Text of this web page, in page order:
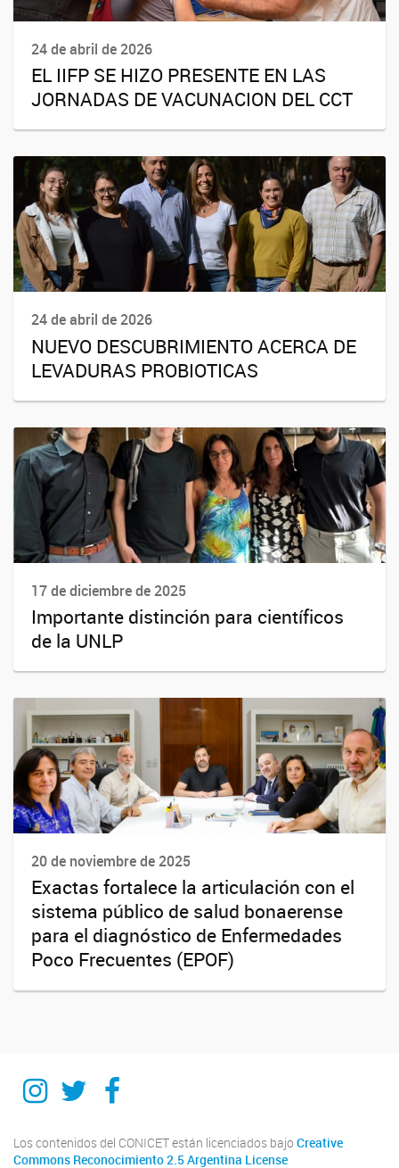
24 de abril de 2026
EL IIFP SE HIZO PRESENTE EN LAS
JORNADAS DE VACUNACION DEL CCT
24 de abril de 2026
NUEVO DESCUBRIMIENTO ACERCA DE
LEVADURAS PROBIOTICAS
17 de diciembre de 2025
Importante distinción para científicos
de la UNLP
20 de noviembre de 2025
Exactas fortalece la articulación con el
sistema público de salud bonaerense
para el diagnóstico de Enfermedades
Poco Frecuentes (EPOF)
Instagram
TwitterFacebook
Los contenidos del CONICET están licenciados bajo Creative
Commons Reconocimiento 2.5 Argentina License